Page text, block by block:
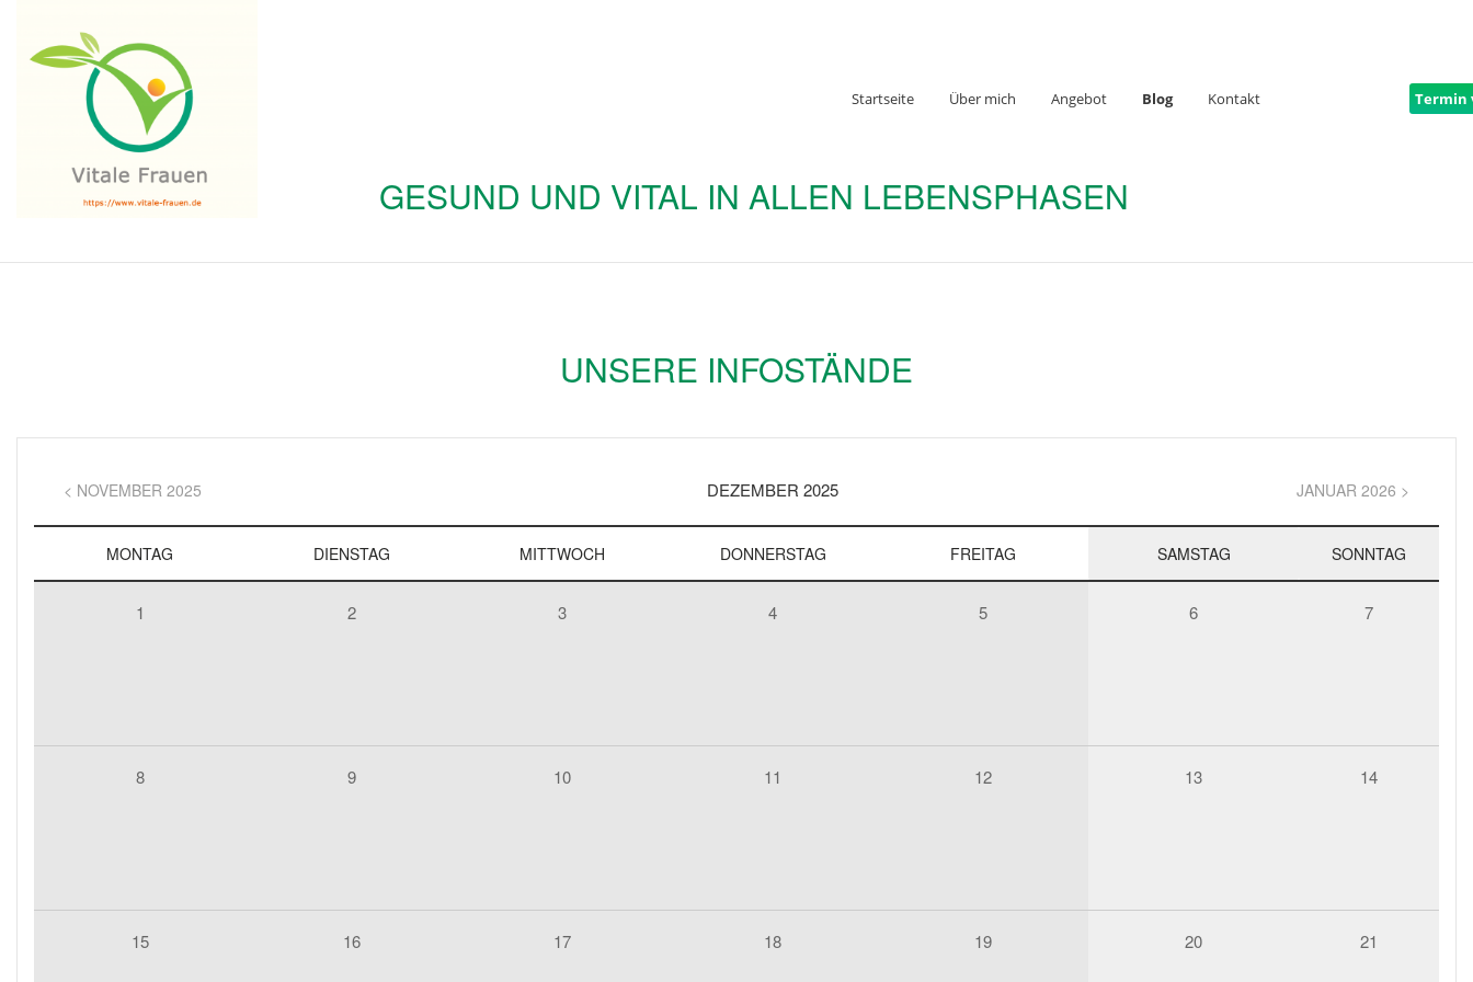
GESUND UND VITAL IN ALLEN LEBENSPHASEN
Startseite Über mich Angebot Blog Kontakt Termin
UNSERE INFOSTÄNDE
< NOVEMBER 2025 DEZEMBER 2025 JANUAR 2026 >
MONTAG DIENSTAG MITTWOCH DONNERSTAG FREITAG SAMSTAG SONNTAG
1 2 3 4 5 6 7
8 9 10 11 12 13 14
15 16 17 18 19 20 21